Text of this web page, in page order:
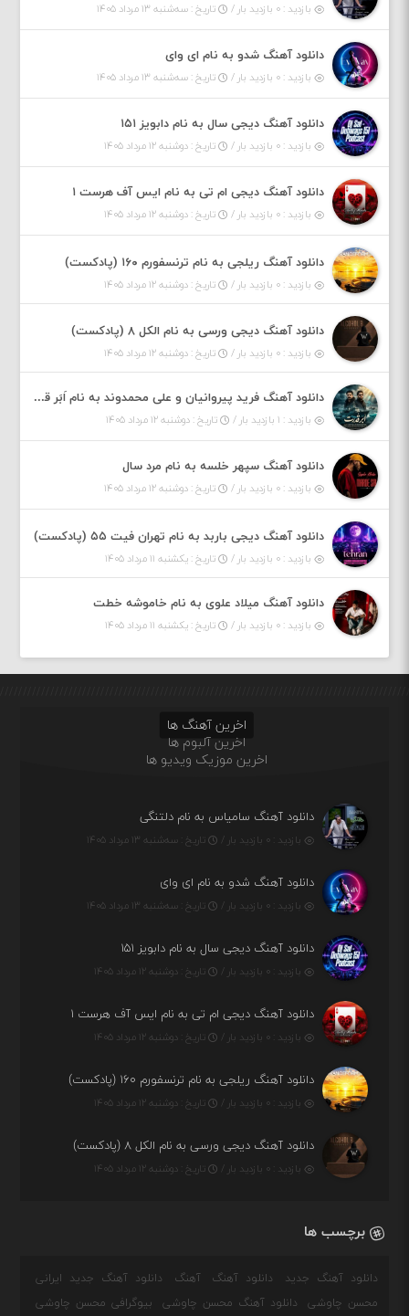
بازدید : ۰ بازدید بار / تاریخ : سه‌شنبه ۱۳ مرداد ۱۴۰۵
دانلود آهنگ شدو به نام ای وای
بازدید : ۰ بازدید بار / تاریخ : سه‌شنبه ۱۳ مرداد ۱۴۰۵
دانلود آهنگ دیجی سال به نام دابویز ۱۵۱
بازدید : ۰ بازدید بار / تاریخ : دوشنبه ۱۲ مرداد ۱۴۰۵
دانلود آهنگ دیجی ام تی به نام ایس آف هرست ۱
بازدید : ۰ بازدید بار / تاریخ : دوشنبه ۱۲ مرداد ۱۴۰۵
دانلود آهنگ ریلجی به نام ترنسفورم ۱۶۰ (پادکست)
بازدید : ۰ بازدید بار / تاریخ : دوشنبه ۱۲ مرداد ۱۴۰۵
دانلود آهنگ دیجی ورسی به نام الکل ۸ (پادکست)
بازدید : ۰ بازدید بار / تاریخ : دوشنبه ۱۲ مرداد ۱۴۰۵
دانلود آهنگ فرید پیروانیان و علی محمدوند به نام اَبَر قدرت
بازدید : ۱ بازدید بار / تاریخ : دوشنبه ۱۲ مرداد ۱۴۰۵
دانلود آهنگ سپهر خلسه به نام مرد سال
بازدید : ۰ بازدید بار / تاریخ : دوشنبه ۱۲ مرداد ۱۴۰۵
دانلود آهنگ دیجی باربد به نام تهران فیت ۵۵ (پادکست)
بازدید : ۰ بازدید بار / تاریخ : یکشنبه ۱۱ مرداد ۱۴۰۵
دانلود آهنگ میلاد علوی به نام خاموشه خطت
بازدید : ۰ بازدید بار / تاریخ : یکشنبه ۱۱ مرداد ۱۴۰۵
اخرین آهنگ ها
اخرین آلبوم ها
اخرین موزیک ویدیو ها
دانلود آهنگ سامیاس به نام دلتنگی
بازدید : ۰ بازدید بار / تاریخ : سه‌شنبه ۱۳ مرداد ۱۴۰۵
دانلود آهنگ شدو به نام ای وای
بازدید : ۰ بازدید بار / تاریخ : سه‌شنبه ۱۳ مرداد ۱۴۰۵
دانلود آهنگ دیجی سال به نام دابویز ۱۵۱
بازدید : ۰ بازدید بار / تاریخ : دوشنبه ۱۲ مرداد ۱۴۰۵
دانلود آهنگ دیجی ام تی به نام ایس آف هرست ۱
بازدید : ۰ بازدید بار / تاریخ : دوشنبه ۱۲ مرداد ۱۴۰۵
دانلود آهنگ ریلجی به نام ترنسفورم ۱۶۰ (پادکست)
بازدید : ۰ بازدید بار / تاریخ : دوشنبه ۱۲ مرداد ۱۴۰۵
دانلود آهنگ دیجی ورسی به نام الکل ۸ (پادکست)
بازدید : ۰ بازدید بار / تاریخ : دوشنبه ۱۲ مرداد ۱۴۰۵
برچسب ها
دانلود آهنگ جدید دانلود آهنگ آهنگ
دانلود آهنگ جدید ایرانی
محسن چاوشی
دانلود آهنگ محسن چاوشی بیوگرافی محسن چاوشی